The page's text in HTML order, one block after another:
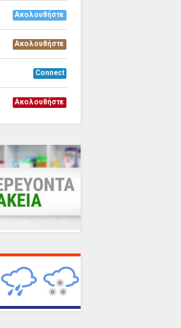
Ακολουθήστε
Ακολουθήστε
Connect
Ακολουθήστε